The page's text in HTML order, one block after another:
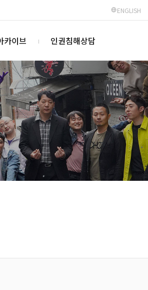
ENGLISH
카이브 인권침해상담